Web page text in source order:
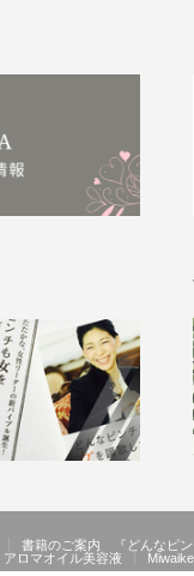
書籍のご案内 『どんなピン
アロマオイル美容液